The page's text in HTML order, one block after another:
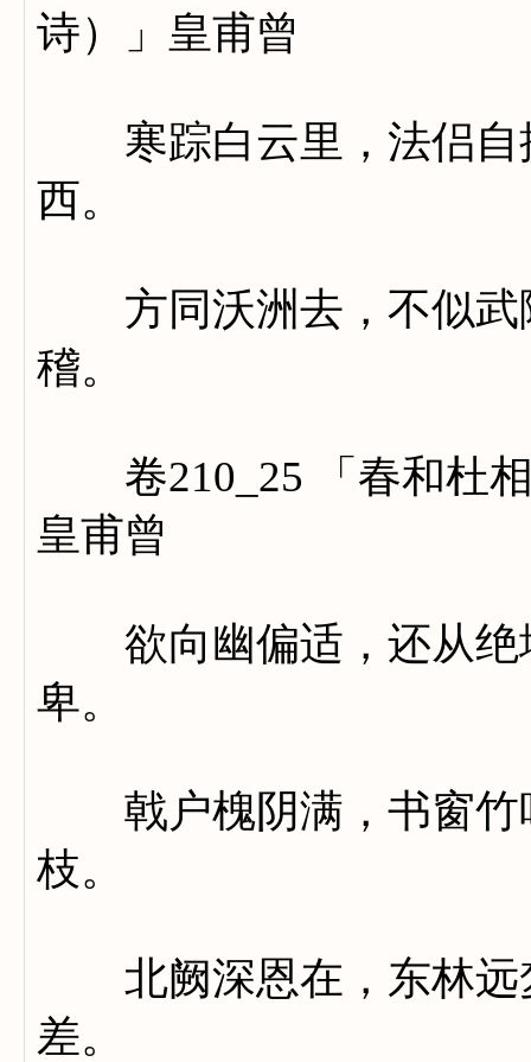
诗）」皇甫曾
寒踪白云里，法侣自
西。
方同沃洲去，不似武
稽。
卷210_25 「春和杜相
皇甫曾
欲向幽偏适，还从绝
卑。
戟户槐阴满，书窗竹
枝。
北阙深恩在，东林远
差。